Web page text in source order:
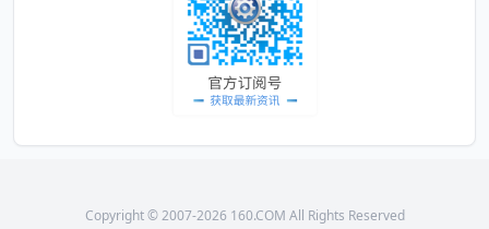
Copyright © 2007-2026 160.COM All Rights Reserved